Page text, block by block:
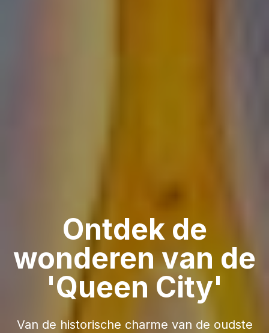
Ontdek de
wonderen van de
'Queen City'
Van de historische charme van de oudste